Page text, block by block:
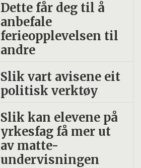
Dette får deg til å
anbefale
ferieopplevelsen til
andre
Slik vart avisene eit
politisk verktøy
Slik kan elevene på
yrkesfag få mer ut
av matte-
undervisningen